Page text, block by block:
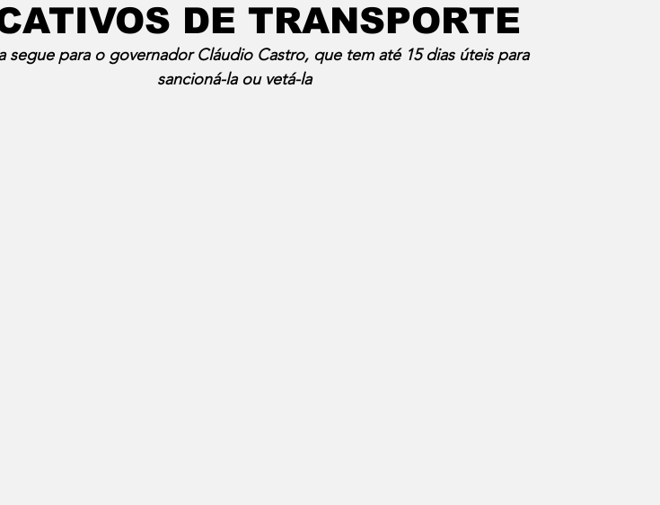
DE TRANSPORTE
segue para o governador Cláudio Castro, que tem até 15 dias úteis para
sancioná-la ou vetá-la